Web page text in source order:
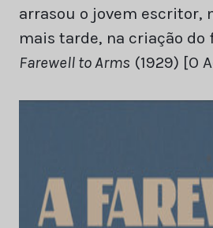
arrasou o jovem escritor,
mais tarde, na criação do
Farewell to Arms (1929) [O